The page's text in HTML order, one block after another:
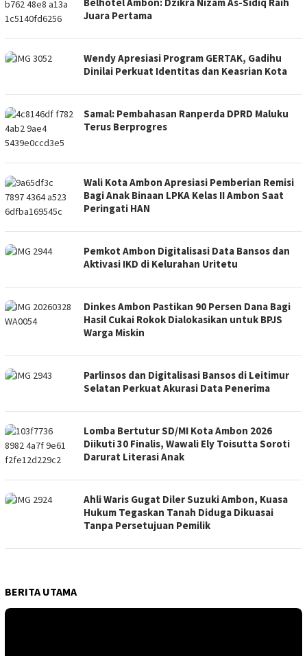
Juara Pertama
Wendy Apresiasi Program GERTAK, Gadihu
Dinilai Perkuat Identitas dan Keasrian Kota
Samal: Pembahasan Ranperda DPRD Maluku
Terus Berprogres
Wali Kota Ambon Apresiasi Pemberian Remisi
Bagi Anak Binaan LPKA Kelas II Ambon Saat
Peringati HAN
Pemkot Ambon Digitalisasi Data Bansos dan
Aktivasi IKD di Kelurahan Uritetu
Dinkes Ambon Pastikan 90 Persen Dana Bagi
Hasil Cukai Rokok Dialokasikan untuk BPJS
Warga Miskin
Parlinsos dan Digitalisasi Bansos di Leitimur
Selatan Perkuat Akurasi Data Penerima
Lomba Bertutur SD/MI Kota Ambon 2026
Diikuti 30 Finalis, Wawali Ely Toisutta Soroti
Darurat Literasi Anak
Ahli Waris Gugat Diler Suzuki Ambon, Kuasa
Hukum Tegaskan Tanah Diduga Dikuasai
Tanpa Persetujuan Pemilik
BERITA UTAMA